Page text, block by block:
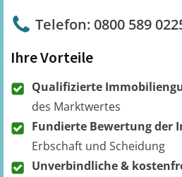
Telefon: 0800 589
Ihre Vorteile
Qualifizierte
des Marktwertes
Fundierte Bewertung der
Erbschaft und Scheidung
Unverbindliche &